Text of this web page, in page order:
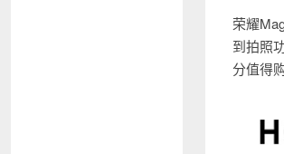
荣耀
到拍照
分值得